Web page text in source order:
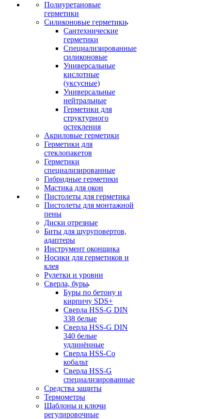
Полиуретановые
герметики
Силиконовые герметики
Сантехнические
герметики
Специализированные
силиконовые
Универсальные
кислотные
(уксусные)
Универсальные
нейтральные
Герметики для
структурного
остекления
Акриловые герметики
Герметики для
стеклопакетов
Герметики
специализированные
Гибридные герметики
Мастика для окон
Пистолеты для герметика
Пистолеты для монтажной
пены
Диски отрезные
Биты для шуруповертов,
адаптеры
Инструмент оконщика
Носики для герметиков и
клея
Рулетки и уровни
Сверла, буры
Буры по бетону и
кирпичу SDS+
Сверла HSS-G DIN
338 белые
Сверла HSS-G DIN
340 белые
удлинённые
Сверла HSS-Co
кобальт
Сверла HSS-G
специализированные
Средства защиты
Термометры
Шаблоны и ключи
регулировочные